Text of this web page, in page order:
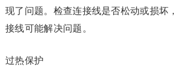
现了问题。检查连接线是否松动或损坏
接线可能解决问题。
过热保护